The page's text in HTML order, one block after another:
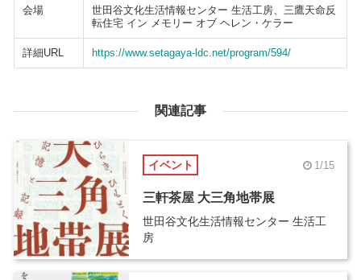
会場
世田谷文化生活情報センター 生活工房、三鷹天命反
転住宅 イン メモリー オブ ヘレン・ケラー
詳細URL https://www.setagaya-ldc.net/program/594/
関連記事
イベント 1/15
三軒茶屋 大三角地帯展
世田谷文化生活情報センター 生活工
房